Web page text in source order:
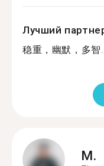
Лучший
稳重，幽默，多智
M.